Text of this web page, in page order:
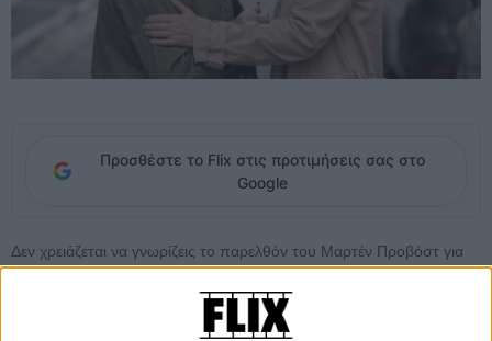
Προσθέστε το Flix στις προτιμήσεις σας στο
Google
Δεν χρειάζεται να γνωρίζεις το παρελθόν του Μαρτέν Προβόστ για
να υποψιαστείς πως το «Μικρά Βήματα» είναι μια ταινία που
βασίζεται πρωτίστως στην υπεροχή των πρωταγωνιστριών του,
των δύο υπέροχων Κατρίν – Φροτ και Ντενέβ – εδώ στην πρώτη